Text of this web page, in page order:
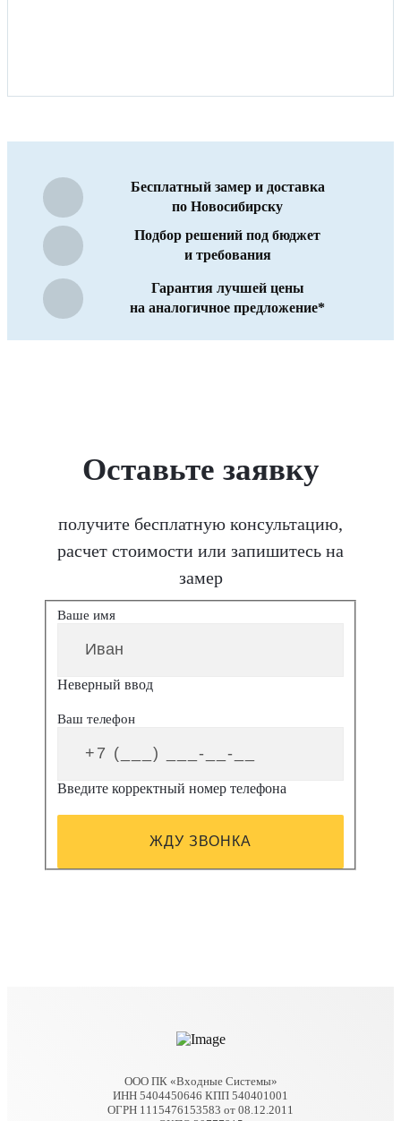
Бесплатный замер и доставка
по Новосибирску
Подбор решений под бюджет
и требования
Гарантия лучшей цены
на аналогичное предложение*
Оставьте заявку
получите бесплатную консультацию,
расчет стоимости или запишитесь на
замер
Ваше имя
Неверный ввод
Ваш телефон
Введите корректный номер телефона
ЖДУ ЗВОНКА
ООО ПК «Входные Системы»
ИНН 5404450646 КПП 540401001
ОГРН 1115476153583 от 08.12.2011